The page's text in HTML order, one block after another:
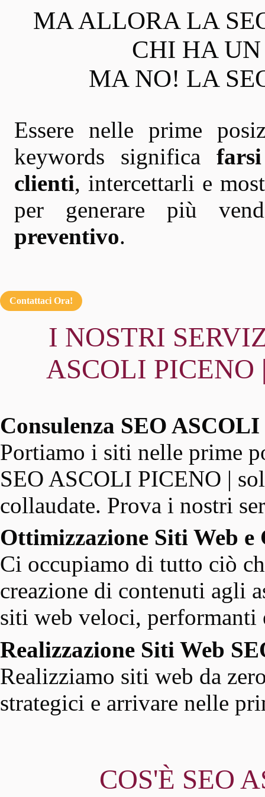
MA ALLORA LA
CHI HA
MA NO! LA
Essere nelle prime
keywords significa
clienti, intercettarli e
per generare più
preventivo.
Contattaci Ora!
I NOSTRI
ASCOLI
Consulenza SEO
Portiamo i siti nelle prime
SEO ASCOLI PICENO |
collaudate. Prova i nostri
Ottimizzazione Siti Web
Ci occupiamo di tutto ciò
creazione di contenuti agli
siti web veloci, performanti
Realizzazione Siti Web
Realizziamo siti web da
strategici e arrivare nelle
COS'È SEO